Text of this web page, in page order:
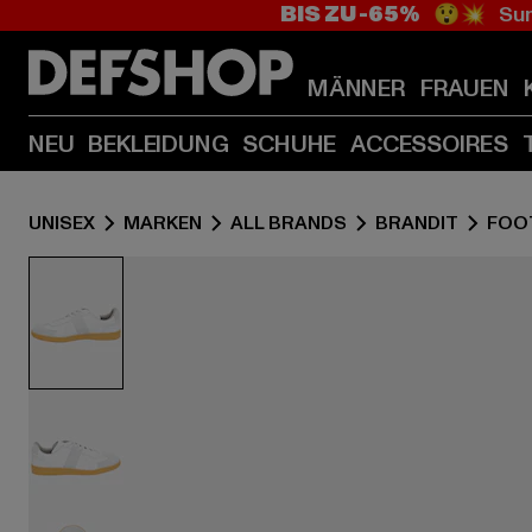
BIS ZU -65% 😲💥
MÄNNER FRAUEN
NEU BEKLEIDUNG SCHUHE ACCESSOIRES
UNISEX MARKEN ALL BRANDS BRANDIT